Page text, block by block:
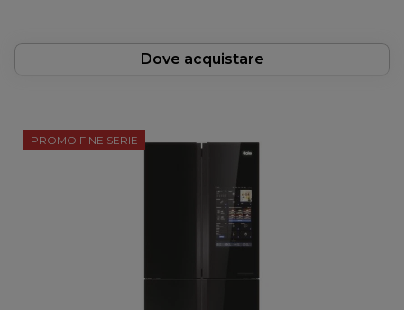
Dove acquistare
PROMO FINE SERIE